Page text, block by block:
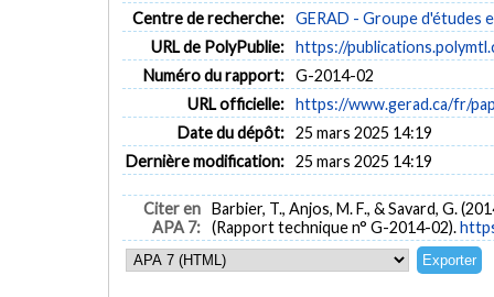
Centre de recherche: GERAD - Groupe d'études
URL de PolyPublie: https://
Numéro du rapport: G-2014-02
URL officielle: https://www.gerad.ca/fr/
Date du dépôt: 25 mars 2025 14:19
Dernière modification: 25 mars 2025 14:19
Citer en
APA 7:
Barbier, T., Anjos, M. F., & Savard, G.
(Rapport technique n° G-2014-02).